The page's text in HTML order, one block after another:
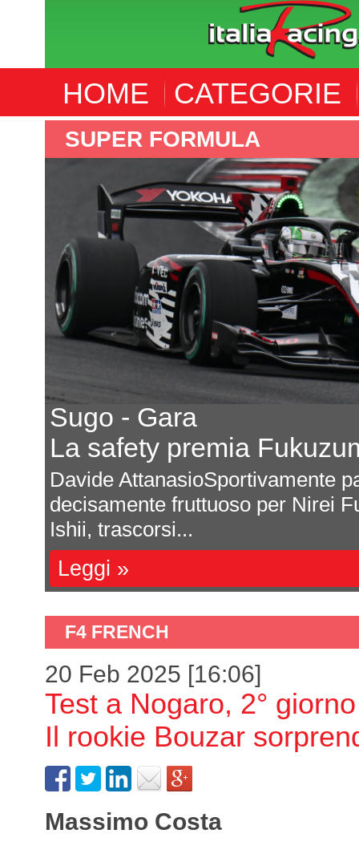
HOME CATEGORIE
SUPER FORMULA
Sugo - Gara
La safety premia
Davide AttanasioSportivamente
decisamente fruttuoso per Nirei
Ishii, trascorsi...
Leggi »
F4 FRENCH
20 Feb 2025 [16:06]
Test a Nogaro, 2° giorno
Il rookie Bouzar
Massimo Costa